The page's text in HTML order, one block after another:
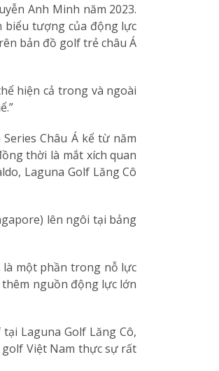
Anh Minh năm 2023.
biểu tượng của động lực
bản đồ golf trẻ châu Á
hiện cả trong và ngoài
Châu Á kể từ năm
thời là mắt xích quan
Laguna Golf Lăng Cô
lên ngôi tại bảng
là một phần trong nỗ lực
nguồn động lực lớn
Laguna Golf Lăng Cô,
golf Việt Nam thực sự rất